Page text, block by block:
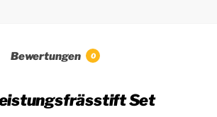
Bewertungen 0
Set